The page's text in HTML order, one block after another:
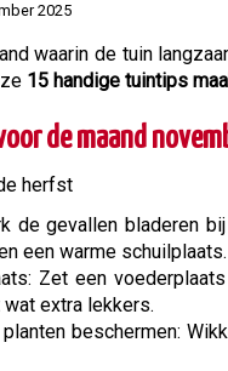
2025
waarin de tuin
15 handige tuintips
de maand
de gevallen bladeren
een warme schuilplaats.
Zet een
extra lekkers.
beschermen: